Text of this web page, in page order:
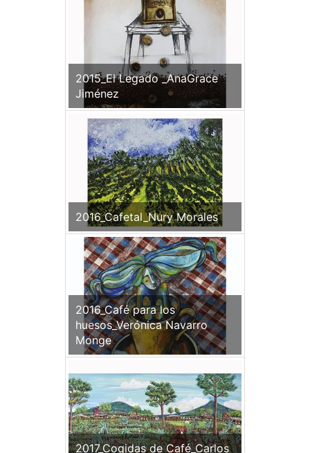
2015_El Legado _AnaGrace
Jiménez
2016_Cafetal_Nury Morales
2016_Café para los
huesos_Verónica Navarro
Monge
2017_Cogidas de Café_Carlos